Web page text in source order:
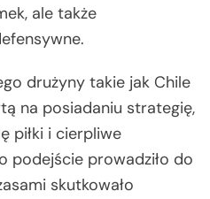
ale także
drużyny takie jak Chile
na posiadaniu strategię,
piłki i cierpliwe
podejście prowadziło do
skutkowało